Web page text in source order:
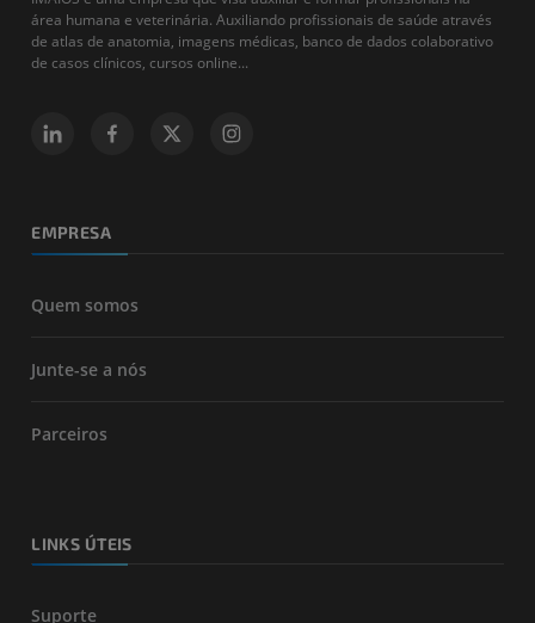
área humana e veterinária. Auxiliando profissionais de saúde através
de atlas de anatomia, imagens médicas, banco de dados colaborativo
de casos clínicos, cursos online...
EMPRESA
Quem somos
Junte-se a nós
Parceiros
LINKS ÚTEIS
Suporte